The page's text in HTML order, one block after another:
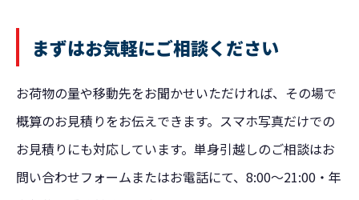
まずはお気軽にご相談ください
お荷物の量や移動先をお聞かせいただければ、その場で
概算のお見積りをお伝えできます。スマホ写真だけでの
お見積りにも対応しています。単身引越しのご相談はお
問い合わせフォームまたはお電話にて、8:00〜21:00・年